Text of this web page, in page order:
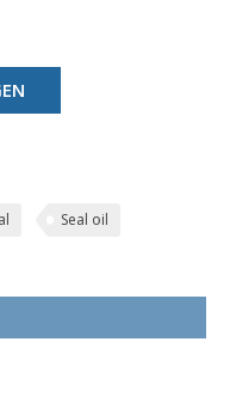
Seal oil